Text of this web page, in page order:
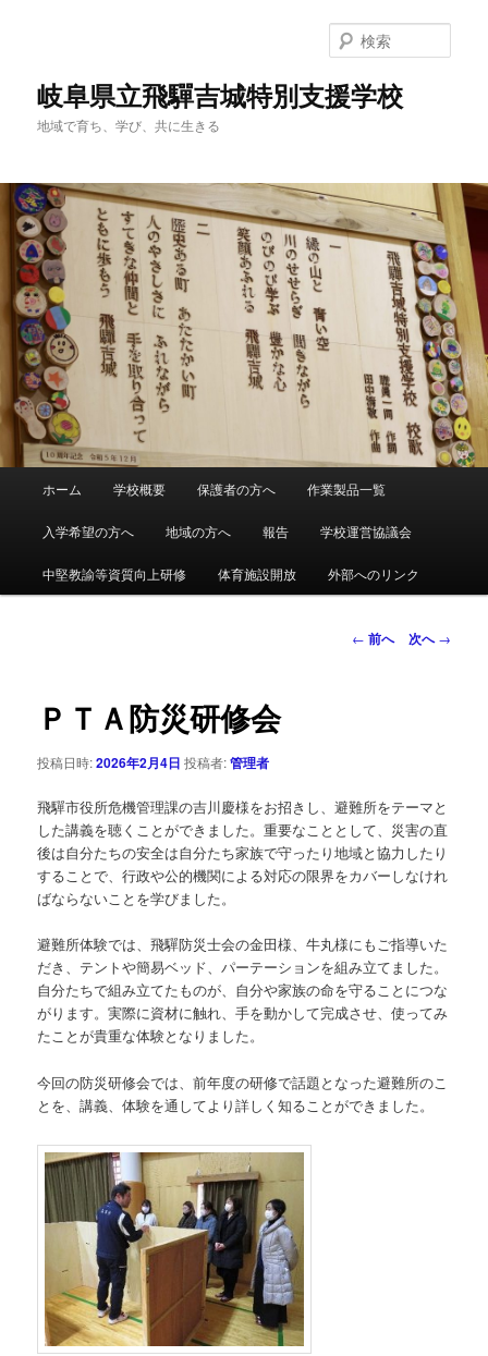
岐阜県立飛驒吉城特別支援学校
地域で育ち、学び、共に生きる
索
ュ
メ
イ
ン
テ
ン
ツ
へ
移
動
ホーム 学校概要 保護者の方へ 作業製品一覧
入学希望の方へ 地域の方へ 報告 学校運営協議会
中堅教諭等資質向上研修 体育施設開放 外部へのリンク
投
ン
← 前へ 次へ→
ＰＴＡ防災研修会
投稿日時:2026年2月4日 投稿者:管理者
飛驒市役所危機管理課の吉川慶様をお招きし、避難所をテーマと
した講義を聴くことができました。重要なこととして、災害の直
後は自分たちの安全は自分たち家族で守ったり地域と協力したり
することで、行政や公的機関による対応の限界をカバーしなけれ
ばならないことを学びました。
避難所体験では、飛驒防災士会の金田様、牛丸様にもご指導いた
だき、テントや簡易ベッド、パーテーションを組み立てました。
自分たちで組み立てたものが、自分や家族の命を守ることにつな
がります。実際に資材に触れ、手を動かして完成させ、使ってみ
たことが貴重な体験となりました。
今回の防災研修会では、前年度の研修で話題となった避難所のこ
とを、講義、体験を通してより詳しく知ることができました。